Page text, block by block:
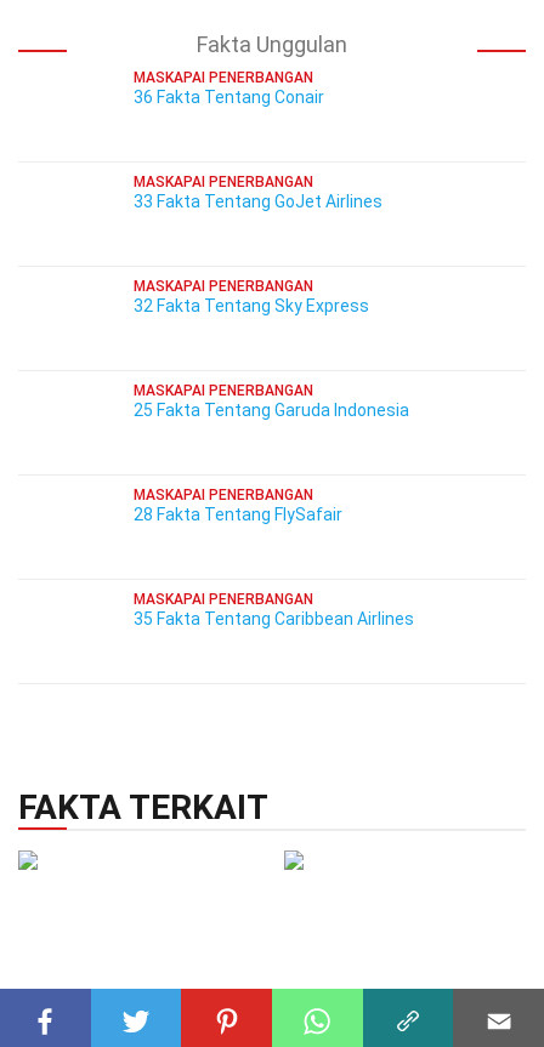
Fakta Unggulan
MASKAPAI PENERBANGAN
36 Fakta Tentang Conair
MASKAPAI PENERBANGAN
33 Fakta Tentang GoJet Airlines
MASKAPAI PENERBANGAN
32 Fakta Tentang Sky Express
MASKAPAI PENERBANGAN
25 Fakta Tentang Garuda Indonesia
MASKAPAI PENERBANGAN
28 Fakta Tentang FlySafair
MASKAPAI PENERBANGAN
35 Fakta Tentang Caribbean Airlines
FAKTA TERKAIT